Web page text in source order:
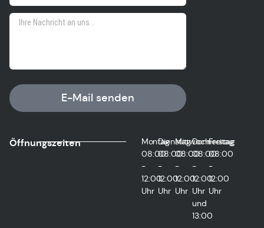
E-Mail senden
Öffnungszeiten
Montag
08:00
-
12:00
Uhr
Dienstag
08:00
-
12:00
Uhr
Mittwoch
08:00
-
12:00
Uhr
Donnerstag
08:00
-
12:00
Uhr
und
13:00
Freitag
08:00
-
12:00
Uhr